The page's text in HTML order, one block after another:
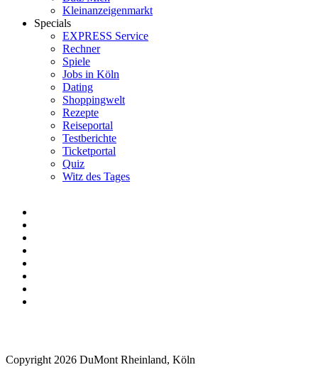
Kleinanzeigenmarkt
Specials
EXPRESS Service
Rechner
Spiele
Jobs in Köln
Dating
Shoppingwelt
Rezepte
Reiseportal
Testberichte
Ticketportal
Quiz
Witz des Tages
Copyright 2026 DuMont Rheinland, Köln